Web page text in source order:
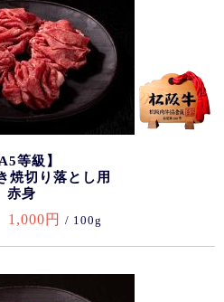
A5等級】
焼切り落とし用
赤身
1,000円 / 100g